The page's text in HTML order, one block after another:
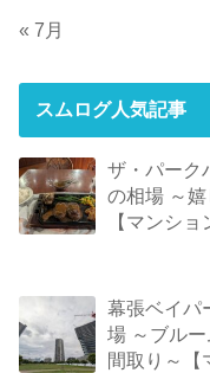
« 7月
スムログ人気記事
ザ・パー
の相場 ～
【マンショ
幕張ベイパ
場 ～ブル
間取り～【